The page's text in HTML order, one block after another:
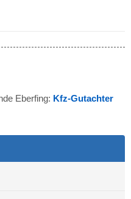
Eberfing: Kfz-Gutachter